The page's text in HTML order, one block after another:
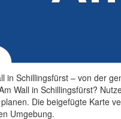
Schillingsfürst – von der
Wall in Schillingsfürst?
Die beigefügte Karte
Umgebung.